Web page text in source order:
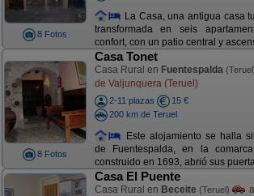
8 Fotos
La Casa, una antigua casa
transformada en seis
confort, con un patio central y
8 Fotos
Casa Tonet
Casa Rural en Fuentespalda
de Valjunquera (Teruel)
2-11 plazas
15 €
200 km de Teruel
Este alojamiento se halla
de Fuentespalda, en la
construido en 1693, abrió sus
Casa El Puente
Casa Rural en Beceite (Teruel) a